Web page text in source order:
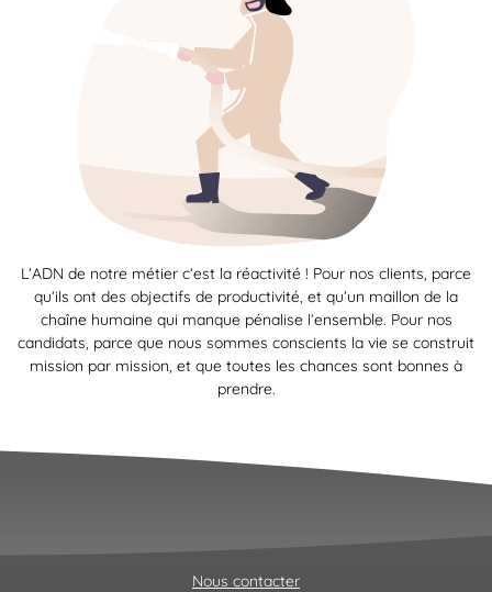
L’ADN de notre métier c’est la réactivité ! Pour nos clients, parce
qu’ils ont des objectifs de productivité, et qu’un maillon de la
chaîne humaine qui manque pénalise l’ensemble. Pour nos
candidats, parce que nous sommes conscients la vie se construit
mission par mission, et que toutes les chances sont bonnes à
prendre.
Nous contacter